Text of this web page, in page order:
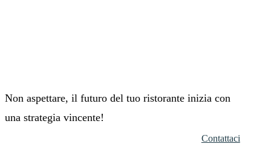
Non aspettare, il futuro del tuo ristorante inizia con
una strategia vincente!
Contattaci